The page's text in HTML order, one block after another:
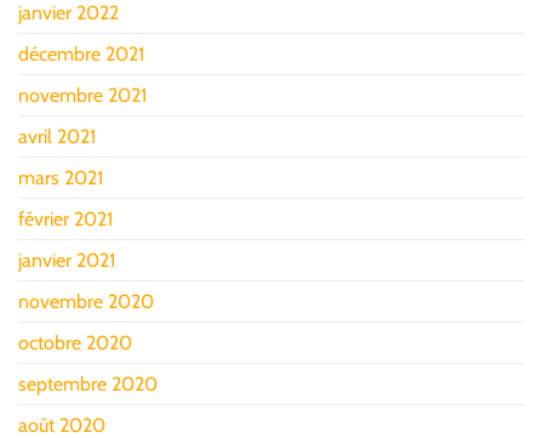
janvier 2022
décembre 2021
novembre 2021
avril 2021
mars 2021
février 2021
janvier 2021
novembre 2020
octobre 2020
septembre 2020
août 2020